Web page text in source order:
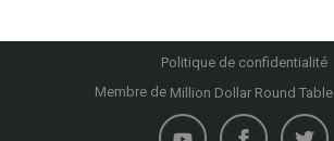
Politique de confidentialité
Membre de Million Dollar Round Table